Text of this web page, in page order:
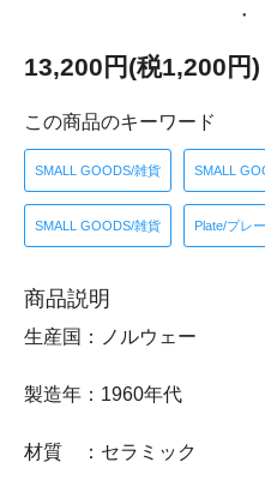
13,200円(税1,200円)
この商品のキーワード
SMALL GOODS/雑貨 SMALL
SMALL GOODS/雑貨 Plate/プレ
商品説明
生産国：ノルウェー
製造年：1960年代
材質 ：セラミック